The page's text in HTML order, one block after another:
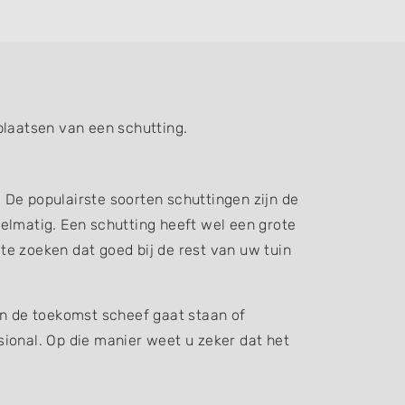
van een schutting.
populairste soorten schuttingen zijn de
Een schutting heeft wel een grote
zoeken dat goed bij de rest van uw tuin
de toekomst scheef gaat staan of
Op die manier weet u zeker dat het